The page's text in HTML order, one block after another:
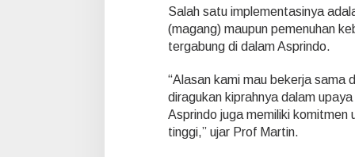
o
n
o
m
N
a
s
i
o
Salah satu implementasinya
(magang) maupun pemenuhan
tergabung di dalam Asprindo.
“Alasan kami mau bekerja sama
diragukan kiprahnya dalam
Asprindo juga memiliki
tinggi,” ujar Prof Martin.